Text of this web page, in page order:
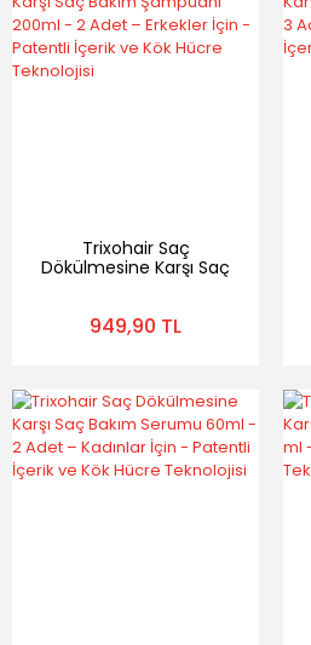
Trixohair Saç
Dökülmesine Karşı Saç
Erkekler İçin - Patentli
949,90 TL